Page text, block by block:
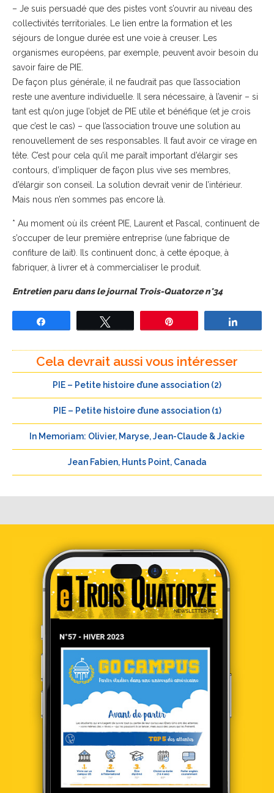
– Je suis persuadé que des pistes vont s’ouvrir au niveau des
collectivités territoriales. Le lien entre la formation et les
séjours de longue durée est une voie à creuser. Les
organismes européens, par exemple, peuvent avoir besoin du
savoir faire de PIE.
De façon plus générale, il ne faudrait pas que l’association
reste une aventure individuelle. Il sera nécessaire, à l’avenir – si
tant est qu’on juge l’objet de PIE utile et bénéfique (et je crois
que c’est le cas) – que l’association trouve une solution au
renouvellement de ses responsables. Il faut avoir ce virage en
tête. C’est pour cela qu’il me paraît important d’élargir ses
contours, d’impliquer de façon plus vive ses membres,
d’élargir son conseil. La solution devrait venir de l’intérieur.
Mais nous n’en sommes pas encore là.
* Au moment où ils créent PIE, Laurent et Pascal, continuent de
s’occuper de leur première entreprise (une fabrique de
confiture de lait). Ils continuent donc, à cette époque, à
fabriquer, à livrer et à commercialiser le produit.
Entretien paru dans le journal Trois-Quatorze n°34
Cela devrait aussi vous intéresser
PIE – Petite histoire d’une association (2)
PIE – Petite histoire d’une association (1)
In Memoriam: Olivier, Maryse, Jean-Claude & Jackie
Jean Fabien, Hunts Point, Canada